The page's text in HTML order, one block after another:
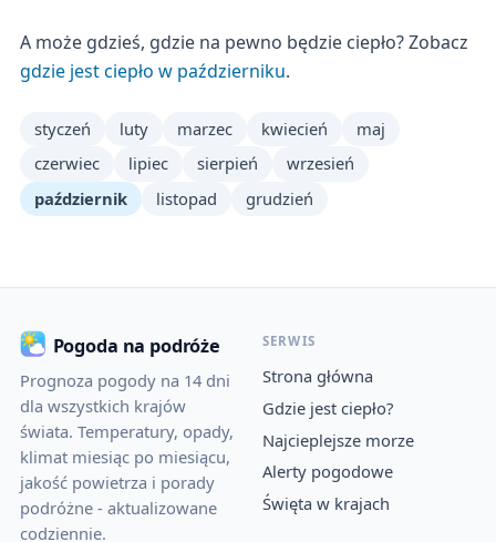
A może gdzieś, gdzie na pewno będzie ciepło? Zobacz
gdzie jest ciepło w październiku.
styczeń luty marzec kwiecień
maj
czerwiec
lipiec sierpień
wrzesień
październik
listopad grudzień
Pogoda na podróże
Prognoza pogody na 14 dni
dla wszystkich krajów
świata. Temperatury, opady,
klimat miesiąc po miesiącu,
jakość powietrza i porady
podróżne - aktualizowane
codziennie.
SERWIS
Strona główna
Gdzie jest ciepło?
Najcieplejsze morze
Alerty pogodowe
Święta w krajach